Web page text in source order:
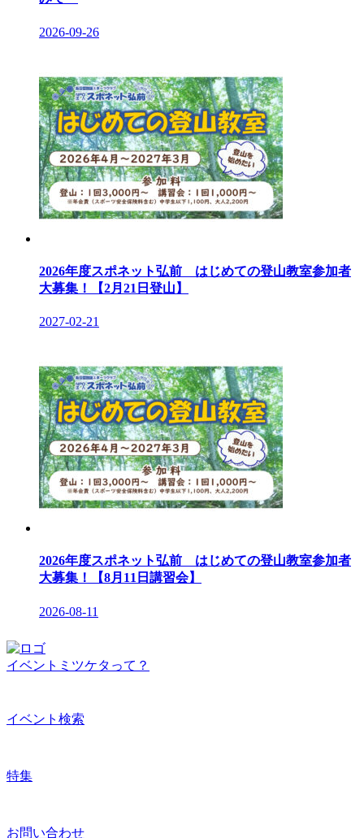
2026-09-26
2026年度スポネット弘前 はじめての登山教室参加者
大募集！【2月21日登山】
2027-02-21
2026年度スポネット弘前 はじめての登山教室参加者
大募集！【8月11日講習会】
2026-08-11
イベントミツケタって？
イベント検索
特集
お問い合わせ